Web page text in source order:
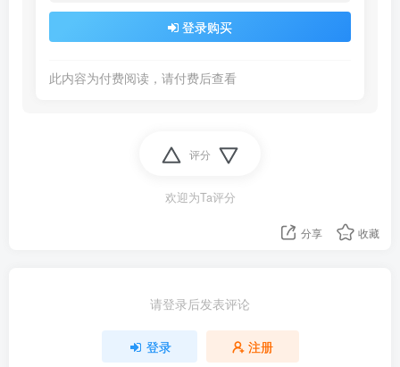
登录购买
此内容为付费阅读，请付费后查看
评分
欢迎为Ta评分
分享 收藏
请登录后发表评论
登录 注册